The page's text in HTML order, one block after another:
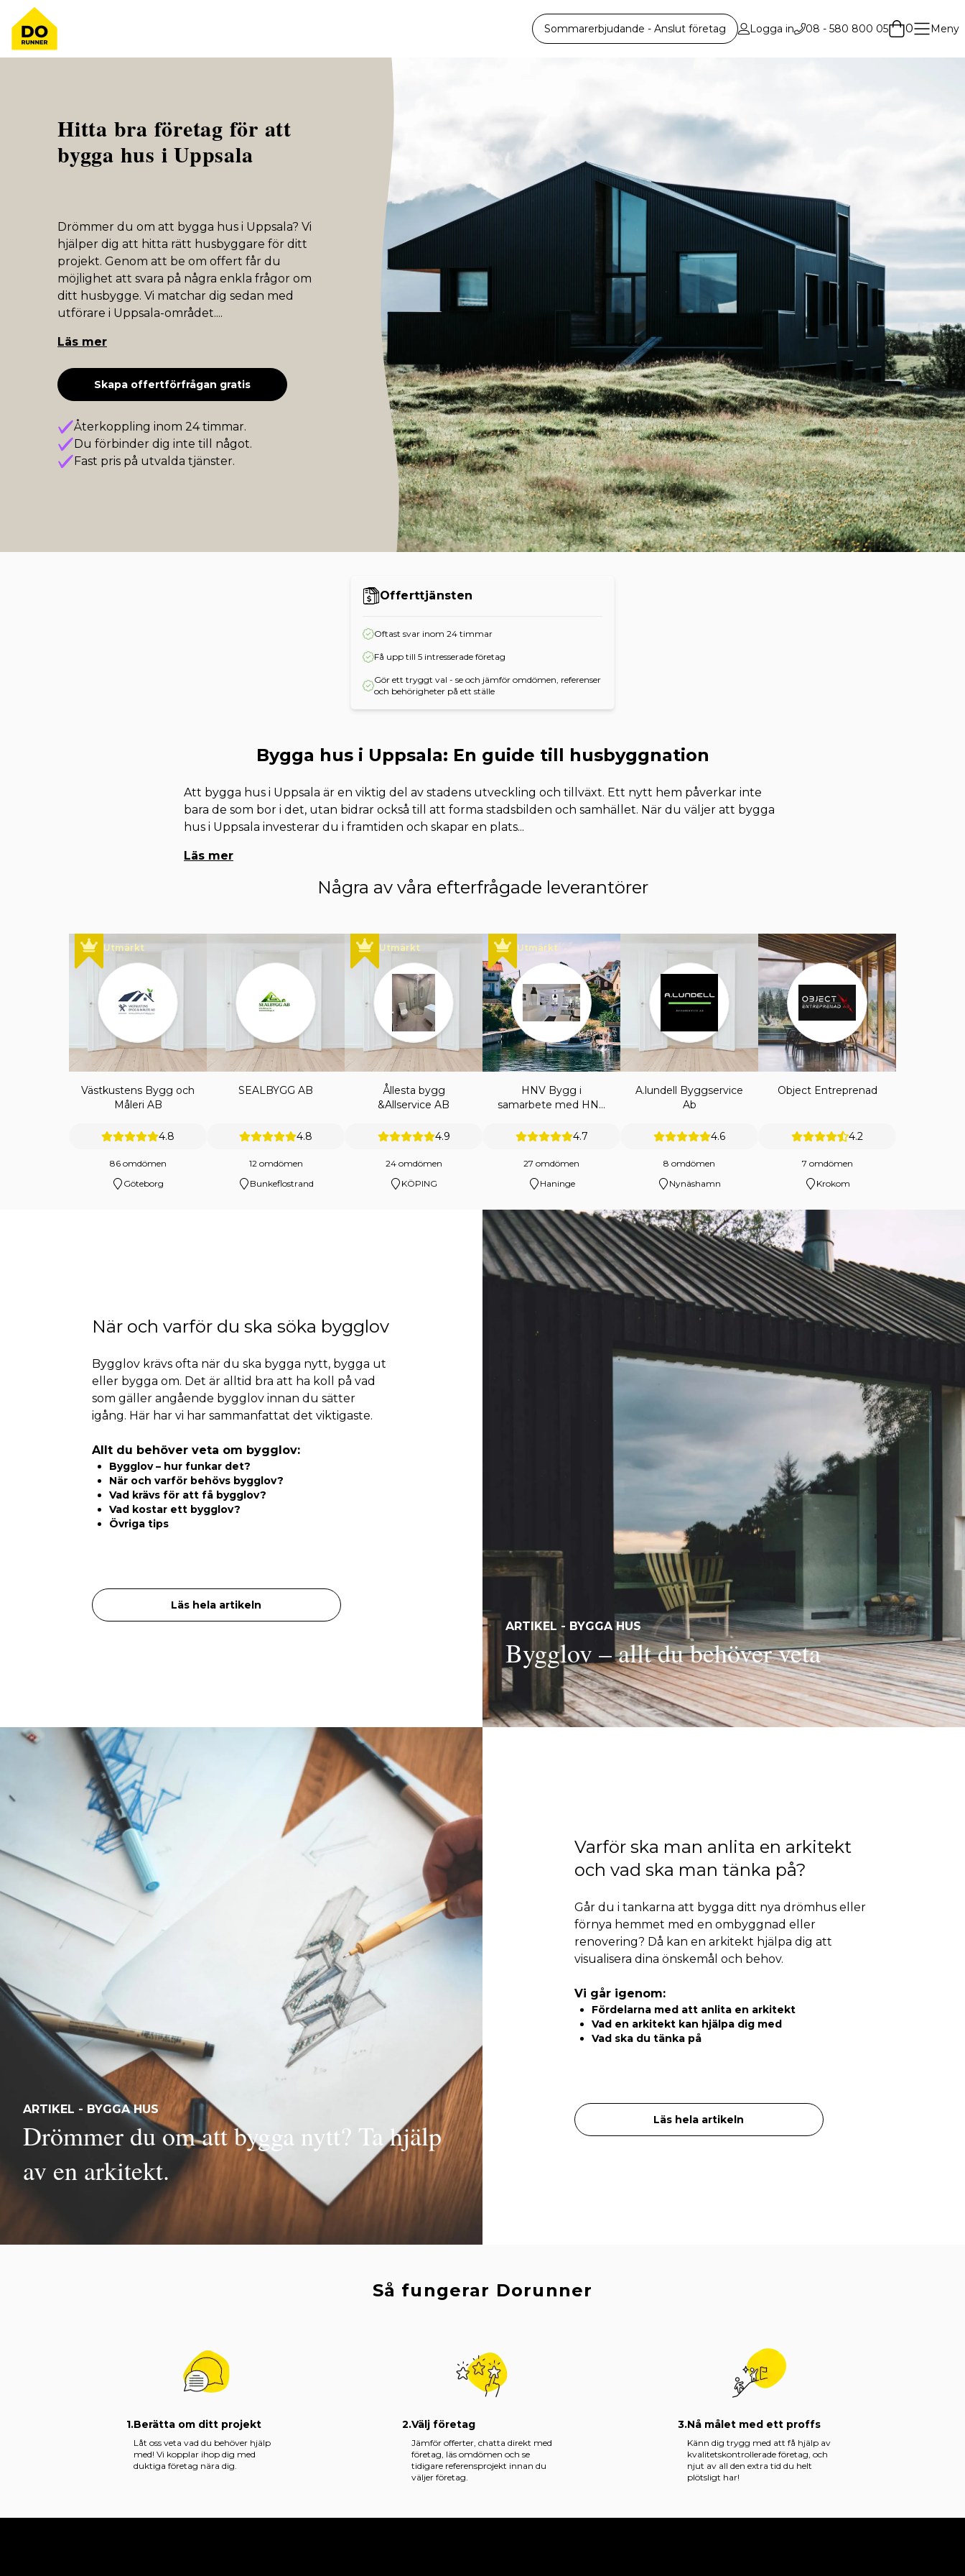
Sommarerbjudande - Anslut företag Logga in 08 - 580 800 05 0 Meny
Hitta bra företag för att
bygga hus i Uppsala
Drömmer du om att bygga hus i Uppsala? Vi
hjälper dig att hitta rätt husbyggare för ditt
projekt. Genom att be om offert får du
möjlighet att svara på några enkla frågor om
ditt husbygge. Vi matchar dig sedan med
utförare i Uppsala-området....
Läs mer
Skapa offertförfrågan gratis
Återkoppling inom 24 timmar.
Du förbinder dig inte till något.
Fast pris på utvalda tjänster.
Offerttjänsten
Oftast svar inom 24 timmar
Få upp till 5 intresserade företag
Gör ett tryggt val - se och jämför omdömen, referenser
och behörigheter på ett ställe
Bygga hus i Uppsala: En guide till husbyggnation
Att bygga hus i Uppsala är en viktig del av stadens utveckling och tillväxt. Ett nytt hem påverkar inte
bara de som bor i det, utan bidrar också till att forma stadsbilden och samhället. När du väljer att bygga
hus i Uppsala investerar du i framtiden och skapar en plats...
Läs mer
Några av våra efterfrågade leverantörer
Utmärkt
Västkustens Bygg och
Måleri AB
4.8
86 omdömen
Göteborg
SEALBYGG AB
4.8
12 omdömen
Bunkeflostrand
Utmärkt
Ållesta bygg
&Allservice AB
4.9
24 omdömen
KÖPING
Utmärkt
HNV Bygg i
samarbete med HNV
4.7
27 omdömen
Haninge
A.lundell Byggservice
Ab
4.6
8 omdömen
Nynäshamn
Object Entreprenad
4.2
7 omdömen
Krokom
När och varför du ska söka bygglov
Bygglov krävs ofta när du ska bygga nytt, bygga ut
eller bygga om. Det är alltid bra att ha koll på vad
som gäller angående bygglov innan du sätter
igång. Här har vi har sammanfattat det viktigaste.
Allt du behöver veta om bygglov:
Bygglov – hur funkar det?
När och varför behövs bygglov?
Vad krävs för att få bygglov?
Vad kostar ett bygglov?
Övriga tips
Läs hela artikeln
ARTIKEL - BYGGA HUS
Bygglov – allt du behöver veta
Varför ska man anlita en arkitekt
och vad ska man tänka på?
Går du i tankarna att bygga ditt nya drömhus eller
förnya hemmet med en ombyggnad eller
renovering? Då kan en arkitekt hjälpa dig att
visualisera dina önskemål och behov.
Vi går igenom:
Fördelarna med att anlita en arkitekt
Vad en arkitekt kan hjälpa dig med
Vad ska du tänka på
Läs hela artikeln
ARTIKEL - BYGGA HUS
Drömmer du om att bygga nytt? Ta hjälp
av en arkitekt.
Så fungerar Dorunner
1.Berätta om ditt projekt
Låt oss veta vad du behöver hjälp
med! Vi kopplar ihop dig med
duktiga företag nära dig.
2.Välj företag
Jämför offerter, chatta direkt med
företag, läs omdömen och se
tidigare referensprojekt innan du
väljer företag.
3.Nå målet med ett proffs
Känn dig trygg med att få hjälp av
kvalitetskontrollerade företag, och
njut av all den extra tid du helt
plötsligt har!